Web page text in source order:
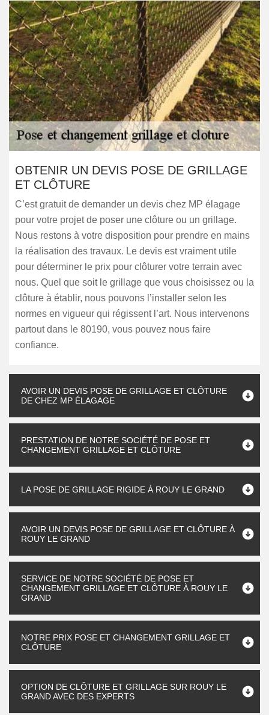
OBTENIR UN DEVIS POSE DE GRILLAGE
ET CLÔTURE
C’est gratuit de demander un devis chez MP élagage
pour votre projet de poser une clôture ou un grillage.
Nous restons à votre disposition pour prendre en mains
la réalisation des travaux. Le devis est vraiment utile
pour déterminer le prix pour clôturer votre terrain avec
nous. Quel que soit le grillage que vous choisissez ou la
clôture à établir, nous pouvons l’installer selon les
normes en vigueur qui régissent l’art. Nous intervenons
partout dans le 80190, vous pouvez nous faire
confiance.
AVOIR UN DEVIS POSE DE GRILLAGE ET CLÔTURE
DE CHEZ MP ÉLAGAGE
PRESTATION DE NOTRE SOCIÉTÉ DE POSE ET
CHANGEMENT GRILLAGE ET CLÔTURE
LA POSE DE GRILLAGE RIGIDE À ROUY LE GRAND
AVOIR UN DEVIS POSE DE GRILLAGE ET CLÔTURE À
ROUY LE GRAND
SERVICE DE NOTRE SOCIÉTÉ DE POSE ET
CHANGEMENT GRILLAGE ET CLÔTURE À ROUY LE
GRAND
NOTRE PRIX POSE ET CHANGEMENT GRILLAGE ET
CLÔTURE
OPTION DE CLÔTURE ET GRILLAGE SUR ROUY LE
GRAND AVEC DES EXPERTS